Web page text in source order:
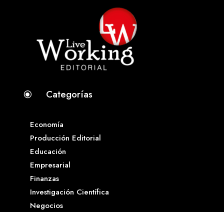
\ Categorías
Economía
Producción Editorial
Educación
Empresarial
Finanzas
Investigación Científica
Negocios